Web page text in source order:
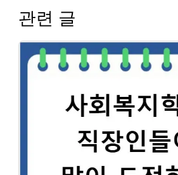
관련 글